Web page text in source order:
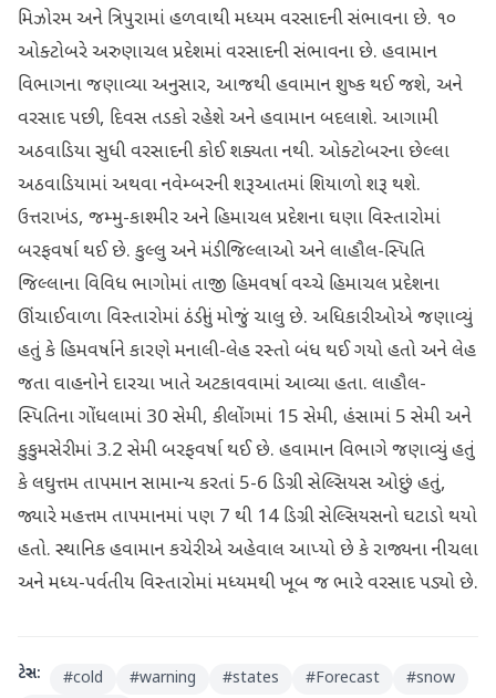
મિઝોરમ અને ત્રિપુરામાં હળવાથી મધ્યમ વરસાદની સંભાવના છે. ૧૦
ઓક્ટોબરે અરુણાચલ પ્રદેશમાં વરસાદની સંભાવના છે. હવામાન
વિભાગના જણાવ્યા અનુસાર, આજથી હવામાન શુષ્ક થઈ જશે, અને
વરસાદ પછી, દિવસ તડકો રહેશે અને હવામાન બદલાશે. આગામી
અઠવાડિયા સુધી વરસાદની કોઈ શક્યતા નથી. ઓક્ટોબરના છેલ્લા
અઠવાડિયામાં અથવા નવેમ્બરની શરૂઆતમાં શિયાળો શરૂ થશે.
ઉત્તરાખંડ, જમ્મુ-કાશ્મીર અને હિમાચલ પ્રદેશના ઘણા વિસ્તારોમાં
બરફવર્ષા થઈ છે. કુલ્લુ અને મંડી જિલ્લાઓ અને લાહૌલ-સ્પિતિ
જિલ્લાના વિવિધ ભાગોમાં તાજી હિમવર્ષા વચ્ચે હિમાચલ પ્રદેશના
ઊંચાઈવાળા વિસ્તારોમાં ઠંડીનું મોજું ચાલુ છે. અધિકારીઓએ જણાવ્યું
હતું કે હિમવર્ષાને કારણે મનાલી-લેહ રસ્તો બંધ થઈ ગયો હતો અને લેહ
જતા વાહનોને દારચા ખાતે અટકાવવામાં આવ્યા હતા. લાહૌલ-
સ્પિતિના ગોંધલામાં 30 સેમી, કીલોંગમાં 15 સેમી, હંસામાં 5 સેમી અને
કુકુમસેરીમાં 3.2 સેમી બરફવર્ષા થઈ છે. હવામાન વિભાગે જણાવ્યું હતું
કે લઘુત્તમ તાપમાન સામાન્ય કરતાં 5-6 ડિગ્રી સેલ્સિયસ ઓછું હતું,
જ્યારે મહત્તમ તાપમાનમાં પણ 7 થી 14 ડિગ્રી સેલ્સિયસનો ઘટાડો થયો
હતો. સ્થાનિક હવામાન કચેરીએ અહેવાલ આપ્યો છે કે રાજ્યના નીચલા
અને મધ્ય-પર્વતીય વિસ્તારોમાં મધ્યમથી ખૂબ જ ભારે વરસાદ પડ્યો છે.
ટેગ્સ: #cold #warning #states #Forecast #snow